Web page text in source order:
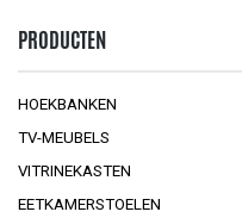
PRODUCTEN
HOEKBANKEN
TV-MEUBELS
VITRINEKASTEN
EETKAMERSTOELEN